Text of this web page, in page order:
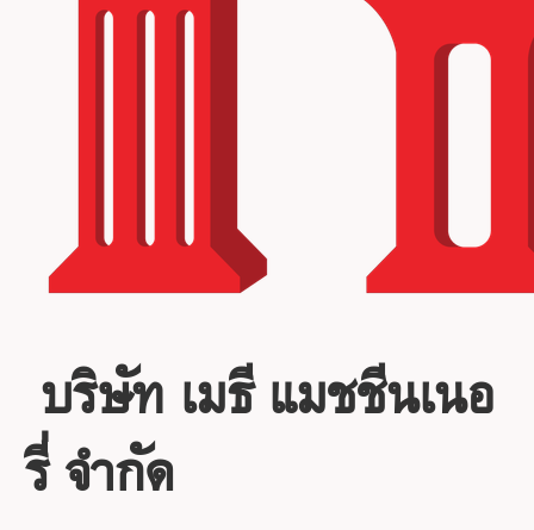
บริษัท เมธี แมชชีนเนอ
รี่ จำกัด